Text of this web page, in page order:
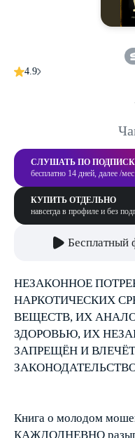
4.9
СЛУШАТЬ ПО
бесплатно 14 дней, далее /мес
КУПИТЬ ОТДЕЛЬНО
навсегда в профиле и без
Бесплатный
НЕЗАКОННОЕ
НАРКОТИЧЕСКИХ
ВЕЩЕСТВ, ИХ
ЗДОРОВЬЮ, ИХ
ЗАПРЕЩЁН И
Книга о молодом
КАЖДОДНЕВНО